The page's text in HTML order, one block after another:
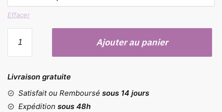
Effacer
Fouet
silicone
Ajouter au panier
Livraison gratuite
Satisfait ou Remboursé sous 14 jours
Expédition sous 48h